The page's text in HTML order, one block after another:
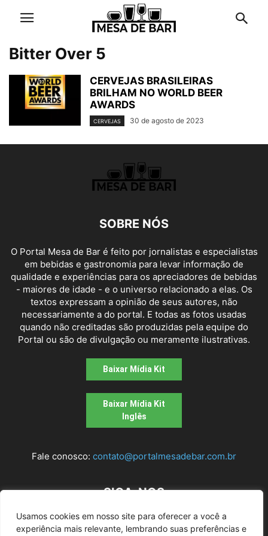
Usamos cookies em nosso site para oferecer a você a
experiência mais relevante, lembrando suas preferências e
Bitter Over 5
CERVEJAS BRASILEIRAS
BRILHAM NO WORLD BEER
AWARDS
CERVEJAS 30 de agosto de 2023
SOBRE NÓS
O Portal Mesa de Bar é feito por jornalistas e especialistas
em bebidas e gastronomia para levar informação de
qualidade e experiências para os apreciadores de bebidas
- maiores de idade - e o universo relacionado a elas. Os
textos expressam a opinião de seus autores, não
necessariamente a do portal. E todas as fotos usadas
quando não creditadas são produzidas pela equipe do
Portal ou são de divulgação ou meramente ilustrativas.
Baixar Mídia Kit
Baixar Mídia Kit
Inglês
Fale conosco: contato@portalmesadebar.com.br
SIGA-NOS